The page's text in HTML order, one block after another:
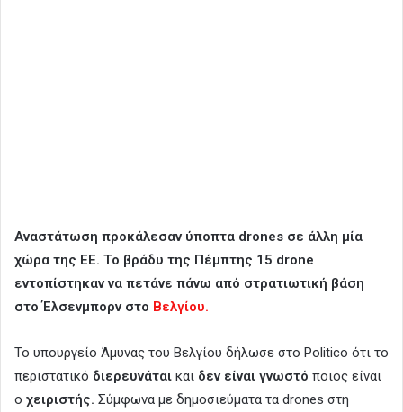
Αναστάτωση προκάλεσαν ύποπτα drones σε άλλη μία
χώρα της ΕΕ. Το βράδυ της Πέμπτης 15 drone
εντοπίστηκαν να πετάνε πάνω από στρατιωτική βάση
στο Έλσενμπορν στο Βελγίου.
Το υπουργείο Άμυνας του Βελγίου δήλωσε στο Politico ότι το
περιστατικό διερευνάται και δεν είναι γνωστό ποιος είναι
ο χειριστής. Σύμφωνα με δημοσιεύματα τα drones στη